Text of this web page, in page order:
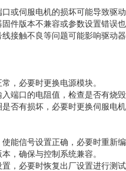
或伺服电机的损坏可能导致驱
件版本不兼容或参数设置错误
接触不良等问题可能影响驱动
，必要时更换电源模块。
端口的电阻值，检查是否有烧
否有损坏，必要时更换伺服电
能信号设置正确，必要时重新
，确保与控制系统兼容。
，必要时恢复出厂设置进行测